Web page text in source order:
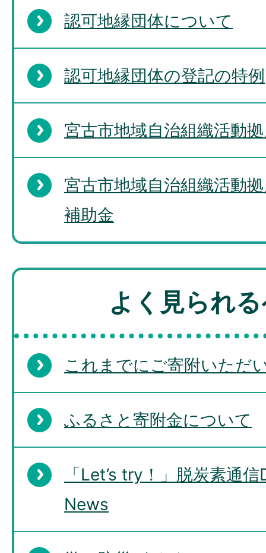
認可地縁団体について
認可地縁団体の登記の特例
宮古市地域自治組織活動
宮古市地域自治組織活動
補助金
よく見られ
これまでにご寄附いただ
ふるさと寄附金について
「Let’s try！」脱炭素通
News